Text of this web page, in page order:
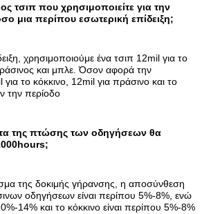
τσιπ που χρησιμοποιείτε για την
μια περίπου εσωτερική επίδειξη;
χρησιμοποιούμε ένα τσιπ 12mil για το
και μπλε. Όσον αφορά την
για το κόκκινο, 12mil για πράσινο και το
την περίοδο
της πτώσης των οδηγήσεων θα
της δοκιμής γήρανσης, η αποσύνθεση
οδηγήσεων είναι περίπου 5%-8%, ενώ
14% και το κόκκινο είναι περίπου 5%-8%